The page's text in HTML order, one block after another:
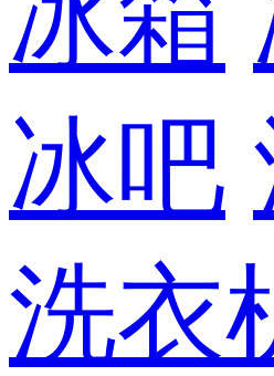
冰吧
洗衣